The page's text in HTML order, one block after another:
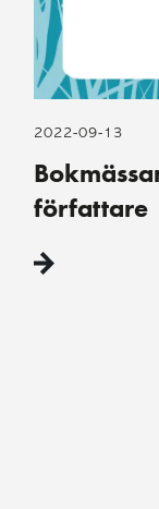
2022-09-13
författare